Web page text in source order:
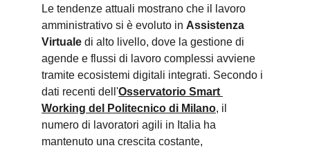
Le tendenze attuali mostrano che il lavoro
amministrativo si è evoluto in Assistenza
Virtuale di alto livello, dove la gestione di
agende e flussi di lavoro complessi avviene
tramite ecosistemi digitali integrati. Secondo i
dati recenti dell'Osservatorio Smart
Working del Politecnico di Milano, il
numero di lavoratori agili in Italia ha
mantenuto una crescita costante,